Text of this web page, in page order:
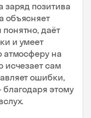
заряд позитива
объясняет
даёт
и умеет
атмосферу на
исчезает сам
ошибки,
этому